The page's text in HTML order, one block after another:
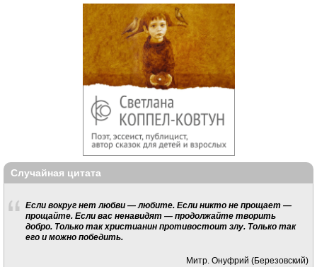
Случайная цитата
Если вокруг нет любви — любите. Если никто не прощает —
прощайте. Если вас ненавидят — продолжайте творить
добро. Только так христианин противостоит злу. Только так
его и можно победить.
Митр. Онуфрий (Березовский)